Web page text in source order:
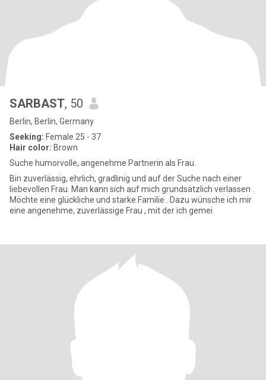
SARBAST, 50
Berlin, Berlin, Germany
Seeking: Female 25 - 37
Hair color: Brown
Suche humorvolle, angenehme Partnerin als Frau.
Bin zuverlässig, ehrlich, gradlinig und auf der Suche nach einer
liebevollen Frau. Man kann sich auf mich grundsätzlich verlassen .
Möchte eine glückliche und starke Familie . Dazu wünsche ich mir
eine angenehme, zuverlässige Frau , mit der ich gemei